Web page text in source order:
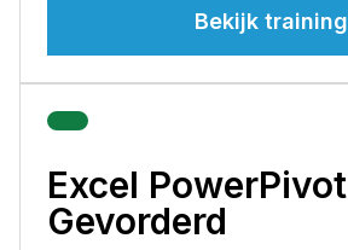
Bekijk training
Excel PowerPivot
Gevorderd